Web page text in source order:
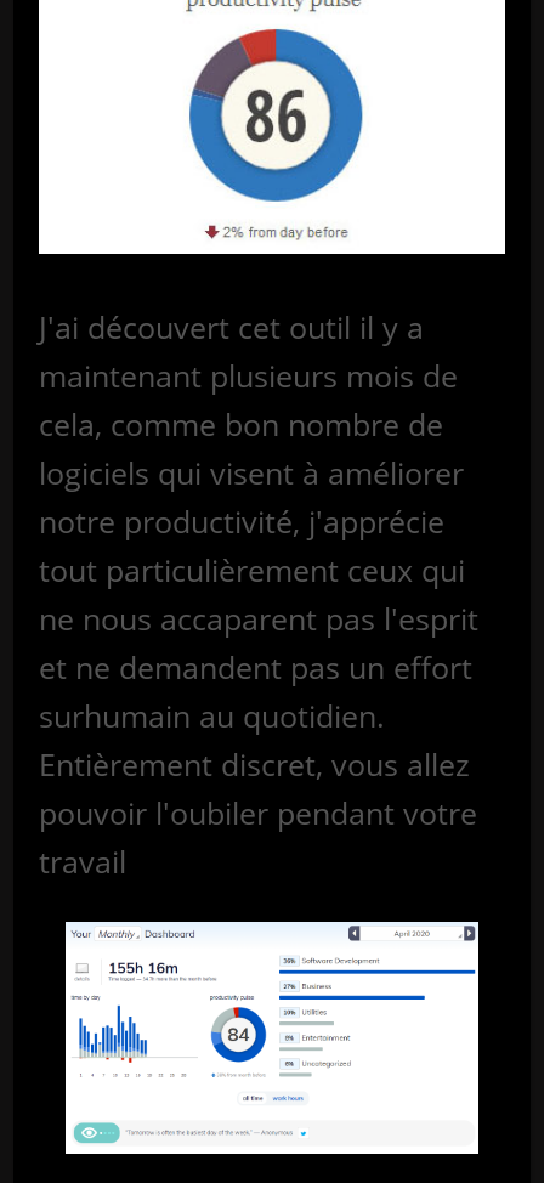
J'ai découvert cet outil il y a
maintenant plusieurs mois de
cela, comme bon nombre de
logiciels qui visent à améliorer
notre productivité, j'apprécie
tout particulièrement ceux qui
ne nous accaparent pas l'esprit
et ne demandent pas un effort
surhumain au quotidien.
Entièrement discret, vous allez
pouvoir l'oubiler pendant votre
travail